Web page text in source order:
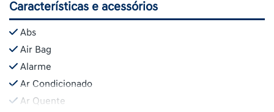
Características e acessórios
Abs
Air Bag
Alarme
Ar Condicionado
Ar Quente